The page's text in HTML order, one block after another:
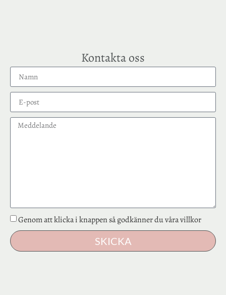
Kontakta oss
Genom att klicka i knappen så godkänner du våra villkor
SKICKA